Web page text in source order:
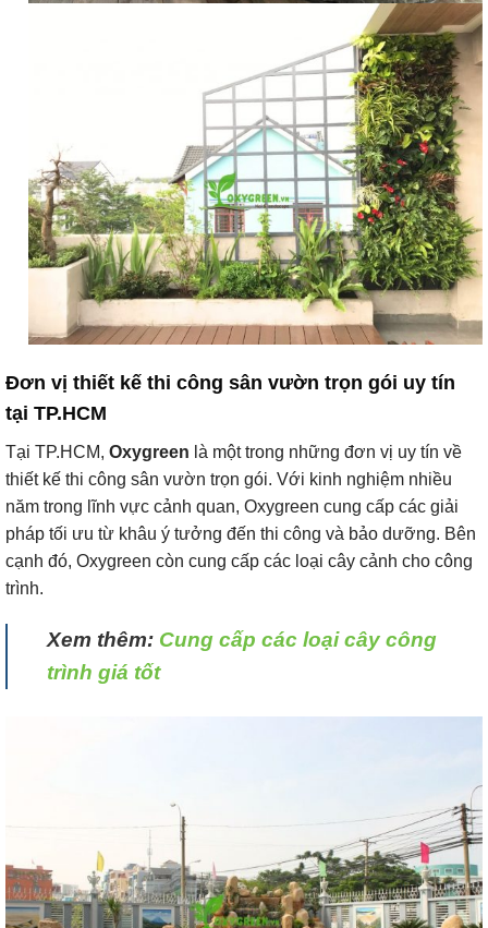
Đơn vị thiết kế thi công sân vườn trọn gói uy tín
tại TP.HCM
Tại TP.HCM, Oxygreen là một trong những đơn vị uy tín về
thiết kế thi công sân vườn trọn gói. Với kinh nghiệm nhiều
năm trong lĩnh vực cảnh quan, Oxygreen cung cấp các giải
pháp tối ưu từ khâu ý tưởng đến thi công và bảo dưỡng. Bên
cạnh đó, Oxygreen còn cung cấp các loại cây cảnh cho công
trình.
Xem thêm: Cung cấp các loại cây công
trình giá tốt